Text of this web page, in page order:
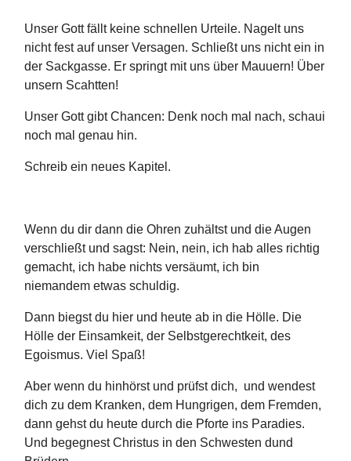
Unser Gott fällt keine schnellen Urteile. Nagelt uns
nicht fest auf unser Versagen. Schließt uns nicht ein in
der Sackgasse. Er springt mit uns über Mauuern! Über
unsern Scahtten!
Unser Gott gibt Chancen: Denk noch mal nach, schaui
noch mal genau hin.
Schreib ein neues Kapitel.
Wenn du dir dann die Ohren zuhältst und die Augen
verschließt und sagst: Nein, nein, ich hab alles richtig
gemacht, ich habe nichts versäumt, ich bin
niemandem etwas schuldig.
Dann biegst du hier und heute ab in die Hölle. Die
Hölle der Einsamkeit, der Selbstgerechtkeit, des
Egoismus. Viel Spaß!
Aber wenn du hinhörst und prüfst dich, und wendest
dich zu dem Kranken, dem Hungrigen, dem Fremden,
dann gehst du heute durch die Pforte ins Paradies.
Und begegnest Christus in den Schwesten dund